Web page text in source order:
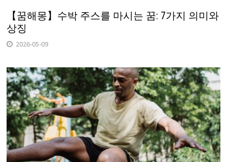
【꿈해몽】수박 주스를 마시는 꿈: 7가지 의미와
상징
2026-05-09